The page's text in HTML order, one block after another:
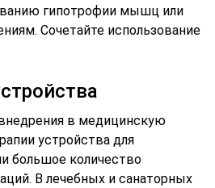
гипотрофии мышц или
Сочетайте использование
в медицинскую
устройства для
большое количество
В лечебных и санаторных